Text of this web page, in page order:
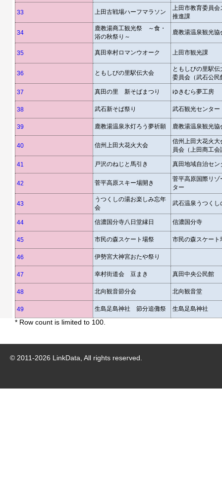
33 上田古戦場ハーフマラソン
上田市教育委員会
推進課
34
鹿教湯商工観光祭 ～食・
浴の秋祭り～
鹿教湯温泉観光協
35 真田幸村ロマンウオーク 上田市観光課
36 ともしびの里駅伝大会
ともしびの里駅伝
委員会（武石公民
37 真田の里 新そばまつり ゆきむら夢工房
38 武石新そば祭り 武石観光センター
39 鹿教湯温泉氷灯ろう夢祈願 鹿教湯温泉観光協
40 信州上田大花火大会
信州上田大花火大
員会（上田商工会
41 戸沢のねじと馬引き 真田地域自治セン
42 菅平高原スキー場開き
菅平高原国際リゾ
ター
43
うつくしの湯お楽しみ忘年
会
武石温泉うつくし
44 信濃国分寺八日堂縁日 信濃国分寺
45 市民の森スケート場祭 市民の森スケート
46 伊勢宮大神宮おたや祭り
47 幸村街道会 豆まき 真田中央公民館
48 北向観音節分会 北向観音堂
49 生島足島神社 節分追儺祭 生島足島神社
* Row count is limited to 100.
© 2011-2026 LinkData, All rights reserved.